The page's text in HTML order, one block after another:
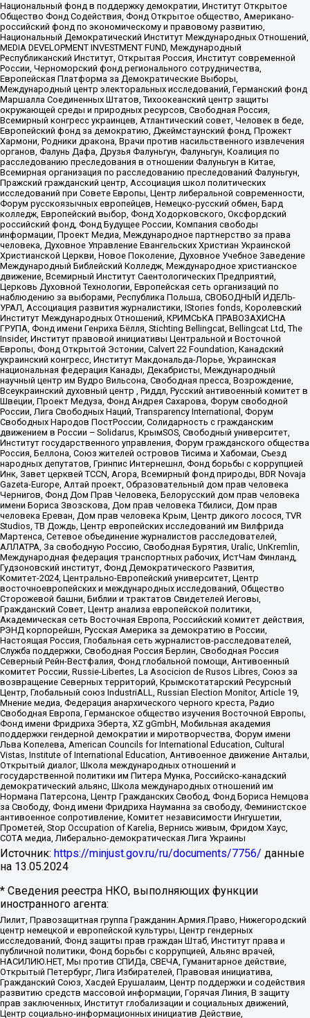
Национальный фонд в поддержку демократии, Институт Открытое
Общество Фонд Содействия, Фонд Открытое общество, Американо-
российский фонд по экономическому и правовому развитию,
Национальный Демократический Институт Международных Отношений,
MEDIA DEVELOPMENT INVESTMENT FUND, Международный
Республиканский Институт, Открытая Россия, Институт современной
России, Черноморский фонд регионального сотрудничества,
Европейская Платформа за Демократические Выборы,
Международный центр электоральных исследований, Германский фонд
Маршалла Соединенных Штатов, Тихоокеанский центр защиты
окружающей среды и природных ресурсов, Свободная Россия,
Всемирный конгресс украинцев, Атлантический совет, Человек в беде,
Европейский фонд за демократию, Джеймстаунский фонд, Прожект
Хармони, Родники дракона, Врачи против насильственного извлечения
органов, Фалунь Дафа, Друзья Фалуньгун, Фалуньгун, Коалиция по
расследованию преследования в отношении Фалуньгун в Китае,
Всемирная организация по расследованию преследований Фалуньгун,
Пражский гражданский центр, Ассоциация школ политических
исследований при Совете Европы, Центр либеральной современности,
Форум русскоязычных европейцев, Немецко-русский обмен, Бард
колледж, Европейский выбор, Фонд Ходорковского, Оксфордский
российский фонд, Фонд Будущее России, Компания свободы
информации, Проект Медиа, Международное партнерство за права
человека, Духовное Управление Евангельских Христиан Украинской
Христианской Церкви, Новое Поколение, Духовное Учебное Заведение
Международный Библейский Колледж, Международное христианское
движение, Всемирный Институт Саентологических Предприятий,
Церковь Духовной Технологии, Европейская сеть организаций по
наблюдению за выборами, Республика Польша, СВОБОДНЫЙ ИДЕЛЬ-
УРАЛ, Ассоциация развития журналистики, IStories fonds, Королевский
Институт Международных Отношений, КРИМСЬКА ПРАВОЗАХИСНА
ГРУПА, Фонд имени Генриха Бёлля, Stichting Bellingcat, Bellingcat Ltd, The
Insider, Институт правовой инициативы Центральной и Восточной
Европы, Фонд Открытой Эстонии, Calvert 22 Foundation, Канадский
украинский конгресс, Институт Макдональда-Лорье, Украинская
национальная федерация Канады, Декабристы, Международный
научный центр им Вудро Вильсона, Свободная пресса, Возрождение,
Всеукраинский духовный центр , Риддл, Русский антивоенный комитет в
Швеции, Проект Медуза, Фонд Андрея Сахарова, Форум свободной
России, Лига Свободных Наций, Transparеncy International, Форум
Свободных Народов ПостРоссии, Солидарность с гражданским
движением в России – Solidarus, КрымSOS, Свободный университет,
Институт государственного управления, Форум гражданского общества
Россия, Беллона, Союз жителей островов Тисима и Хабомаи, Съезд
народных депутатов, Гринпис Интернешнл, Фонд борьбы с коррупцией
Инк, Завет церквей TCCN, Агора, Всемирный фонд природы, BDR Novaja
Gazeta-Europe, Алтай проект, Образовательный дом прав человека
Чернигов, Фонд Дом Прав Человека, Белорусский дом прав человека
имени Бориса Звозскова, Дом прав человека Тбилиси, Дом прав
человека Ереван, Дом прав человека Крым, Центр дикого лосося, TVR
Studios, ТВ Дождь, Центр европейских исследований им Вилфрида
Мартенса, Сетевое объединение журналистов расследователей,
АЛЛАТРА, За свободную Россию, Свободная Бурятия, Uralic, UnKremlin,
Международная федерация транспортных рабочих, ИстЧам Финланд,
Гудзоновский институт, Фонд Демократического Развития,
Комитет-2024, Центрально-Европейский университет, Центр
восточноевропейских и международных исследований, Общество
Сторожевой башни, Библии и трактатов Свидетелей Иеговы,
Гражданский Совет, Центр анализа европейской политики,
Академическая сеть Восточная Европа, Российский комитет действия,
РЭНД корпорейшн, Русская Америка за демократию в России,
Настоящая Россия, Глобальная сеть журналистов-расследователей,
Служба поддержки, Свободная Россия Берлин, Свободная Россия
Северный Рейн-Вестфалия, Фонд глобальной помощи, Антивоенный
комитет России, Russie-Libertes, La Asocicion de Rusos Libres, Союз за
возвращение Северных территорий, Крымскотатарский Ресурсный
Центр, Глобальный союз IndustriALL, Russian Election Monitor, Article 19,
Мнение медиа, Федерация анархического черного креста, Радио
Свободная Европа, Германское общество изучения Восточной Европы,
Фонд имени Фридриха Эберта, XZ gGmbH, Мобильная академия
поддержки гендерной демократии и миротворчества, Форум имени
Льва Копелева, American Councils for International Education, Cultural
Vistas, Institute of International Education, Антивоенное движение Антальи,
Открытый диалог, Школа международных отношений и
государственной политики им Питера Мунка, Российско-канадский
демократический альянс, Школа международных отношений им
Нормана Патерсона, Центр Гражданских Свобод, Фонд Бориса Немцова
за Свободу, Фонд имени Фридриха Науманна за свободу, Феминистское
антивоенное сопротивление, Комитет независимости Ингушетии,
Прометей, Stop Occupation of Karelia, Вернись живым, Фридом Хаус,
СОТА медиа, Либерально-демократическая Лига Украины
Источник: https://minjust.gov.ru/ru/documents/7756/ данные
на 13.05.2024
* Сведения реестра НКО, выполняющих функции
иностранного агента:
Лилит, Правозащитная группа Гражданин.Армия.Право, Нижегородский
центр немецкой и европейской культуры, Центр гендерных
исследований, Фонд защиты прав граждан Штаб, Институт права и
публичной политики, Фонд борьбы с коррупцией, Альянс врачей,
НАСИЛИЮ.НЕТ, Мы против СПИДа, СВЕЧА, Гуманитарное действие,
Открытый Петербург, Лига Избирателей, Правовая инициатива,
Гражданский Союз, Хасдей Ерушалаим, Центр поддержки и содействия
развитию средств массовой информации, Горячая Линия, В защиту
прав заключенных, Институт глобализации и социальных движений,
Центр социально-информационных инициатив Действие,